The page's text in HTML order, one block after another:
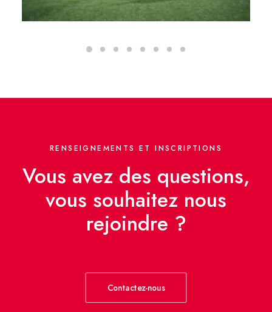
RENSEIGNEMENTS ET INSCRIPTIONS
Vous avez des questions,
vous souhaitez nous
rejoindre ?
Contactez-nous